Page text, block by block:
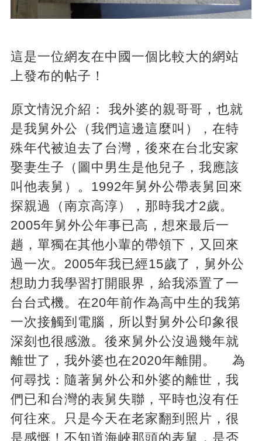
這是一位網友在中國一個比較大的網站
上發布的帖子！
原文情況介紹： 我外婆的親哥哥，也就
是我舅外公（我們這邊這麼叫），在特
殊年代被迫去了台灣，後來在台北安家
娶妻生子（圖中男生是他兒子，我應該
叫他表舅）。1992年舅外公帶表舅回來
探親過（南京高淳），那時我才2歲。
2005年舅外公年事已高，想來最后一
趟，單獨在其他小輩的帶領下，又回來
過一次。2005年我已經15歲了，舅外公
想助力我學習打開眼界，給我添置了一
台台式機。在20年前作為高中生的我第
一次接觸到電腦，所以對舅外公印象很
深刻也很感激。後來舅外公沒過幾年就
離世了，我外婆也在2020年離開。 為
何尋找：隨著舅外公和外婆的離世，我
們已和台灣的表舅失聯，平時也沒有任
何往來。只是今天在老家翻到照片，很
是感慨！不知道海峽那頭的表舅，是否